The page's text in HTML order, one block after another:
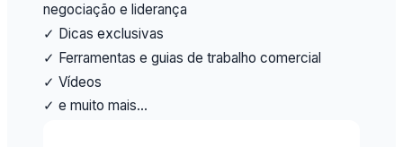
negociação e liderança
✓ Dicas exclusivas
✓ Ferramentas e guias de trabalho comercial
✓ Vídeos
✓ e muito mais…